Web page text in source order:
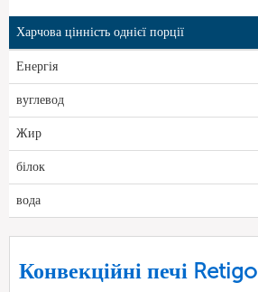
Харчова цінність однієї порції
Енергія
вуглевод
Жир
білок
вода
Конвекційні печі Retigo